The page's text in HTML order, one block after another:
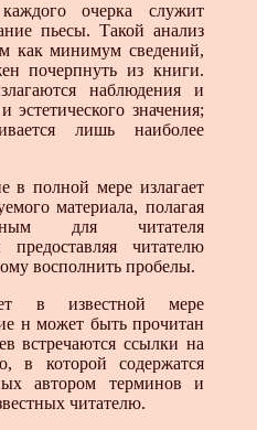
очерка служит
пьесы. Такой анализ
как минимум сведений,
почерпнуть из книги.
наблюдения и
эстетического значения;
лишь наиболее
в полной мере излагает
материала, полагая
для читателя
предоставляя читателю
восполнить пробелы.
в известной мере
н может быть прочитан
встречаются ссылки на
в которой содержатся
автором терминов и
читателю.